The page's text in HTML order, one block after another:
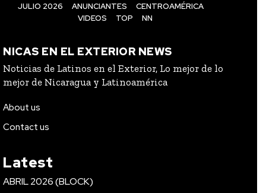
JULIO 2026 ANUNCIANTES
CENTROAMÉRICA
VIDEOS
TOP NN
NICAS EN EL EXTERIOR NEWS
Noticias de Latinos en el Exterior, Lo mejor de lo
mejor de Nicaragua y Latinoamérica
About us
Contact us
Latest
ABRIL 2026 (BLOCK)